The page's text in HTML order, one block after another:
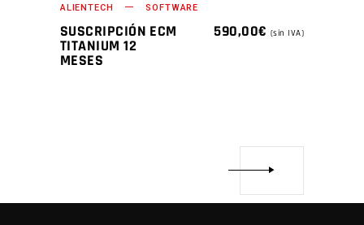
ALIENTECH SOFTWARE
SUSCRIPCIÓN ECM
TITANIUM 12
MESES
590,00€ (sin IVA)